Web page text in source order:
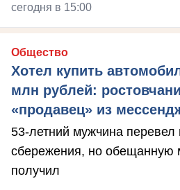
сегодня в 15:00
Общество
Хотел купить
млн рублей:
«продавец» из
53-летний мужчина
сбережения, но обещанную
получил